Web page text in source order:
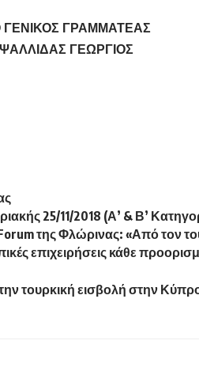
ΓΡΑΜΜΑΤΕΑΣ
ΓΕΩΡΓΙΟΣ
25/11/2018 (Α’ & Β’
της Φλώρινας: «Από τον
επιχειρήσεις κάθε
τουρκική εισβολή στην